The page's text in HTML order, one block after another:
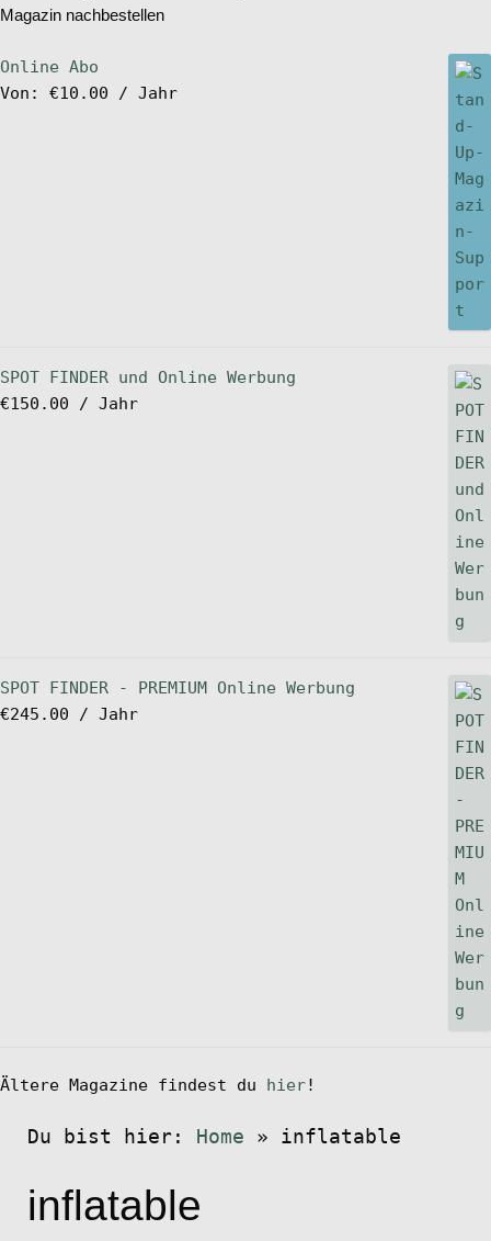
Magazin nachbestellen
Online Abo
Von: €10.00 / Jahr
SPOT FINDER und Online Werbung
€150.00 / Jahr
SPOT FINDER - PREMIUM Online Werbung
€245.00 / Jahr
Ältere Magazine findest du hier!
Du bist hier: Home » inflatable
inflatable